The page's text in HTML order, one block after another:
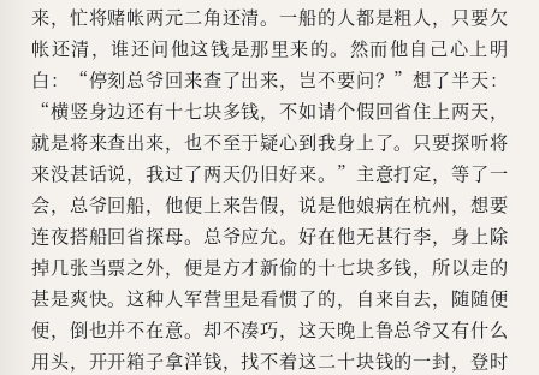
来，忙将赌帐两元二角还清。一船的人都是粗人，只要欠
帐还清，谁还问他这钱是那里来的。然而他自己心上明
白：“停刻总爷回来查了出来，岂不要问？”想了半天：
“横竖身边还有十七块多钱，不如请个假回省住上两天，
就是将来查出来，也不至于疑心到我身上了。只要探听将
来没甚话说，我过了两天仍旧好来。”主意打定，等了一
会，总爷回船，他便上来告假，说是他娘病在杭州，想要
连夜搭船回省探母。总爷应允。好在他无甚行李，身上除
掉几张当票之外，便是方才新偷的十七块多钱，所以走的
甚是爽快。这种人军营里是看惯了的，自来自去，随随便
便，倒也并不在意。却不凑巧，这天晚上鲁总爷又有什么
用头，开开箱子拿洋钱，找不着这二十块钱的一封，登时